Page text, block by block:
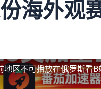
海外观
地区不可播放在俄罗斯看